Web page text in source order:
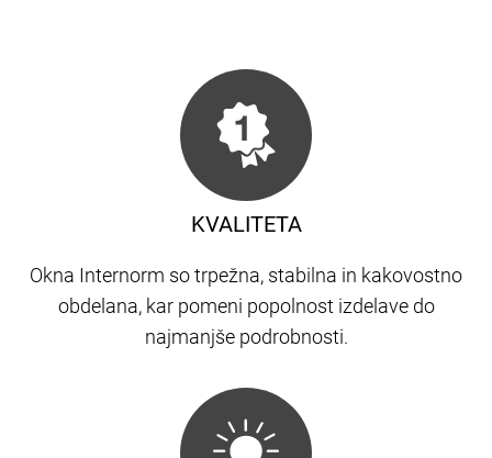
KVALITETA
Okna Internorm so trpežna, stabilna in kakovostno
obdelana, kar pomeni popolnost izdelave do
najmanjše podrobnosti.